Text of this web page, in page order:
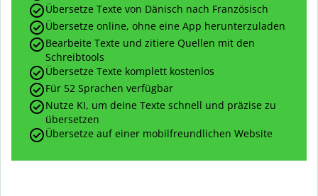
Übersetze Texte von Dänisch nach Französisch
Übersetze online, ohne eine App herunterzuladen
Bearbeite Texte und zitiere Quellen mit den
Schreibtools
Übersetze Texte komplett kostenlos
Für 52 Sprachen verfügbar
Nutze KI, um deine Texte schnell und präzise zu
übersetzen
Übersetze auf einer mobilfreundlichen Website